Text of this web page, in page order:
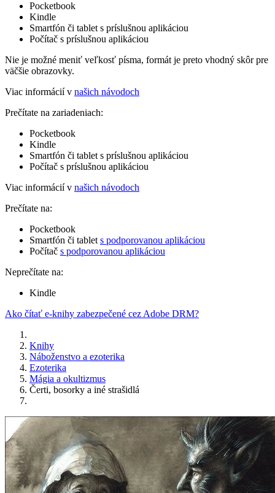
Pocketbook
Kindle
Smartfón či tablet s príslušnou aplikáciou
Počítač s príslušnou aplikáciou
Nie je možné meniť veľkosť písma, formát je preto vhodný skôr pre
väčšie obrazovky.
Viac informácií v našich návodoch
Prečítate na zariadeniach:
Pocketbook
Kindle
Smartfón či tablet s príslušnou aplikáciou
Počítač s príslušnou aplikáciou
Viac informácií v našich návodoch
Prečítate na:
Pocketbook
Smartfón či tablet s podporovanou aplikáciou
Počítač s podporovanou aplikáciou
Neprečítate na:
Kindle
Ako čítať e-knihy zabezpečené cez Adobe DRM?
Knihy
Náboženstvo a ezoterika
Ezoterika
Mágia a okultizmus
Čerti, bosorky a iné strašidlá